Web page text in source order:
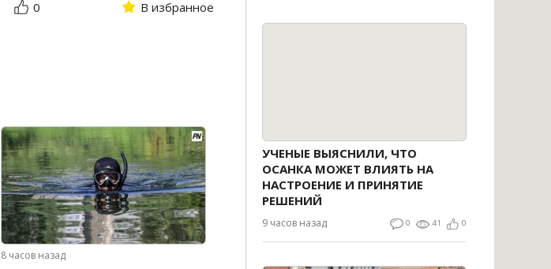
УЧЕНЫЕ ВЫЯСНИЛИ, ЧТО
ОСАНКА МОЖЕТ ВЛИЯТЬ НА
НАСТРОЕНИЕ И ПРИНЯТИЕ
РЕШЕНИЙ
9 часов назад 0 41 0
0 В избранное
8 часов назад